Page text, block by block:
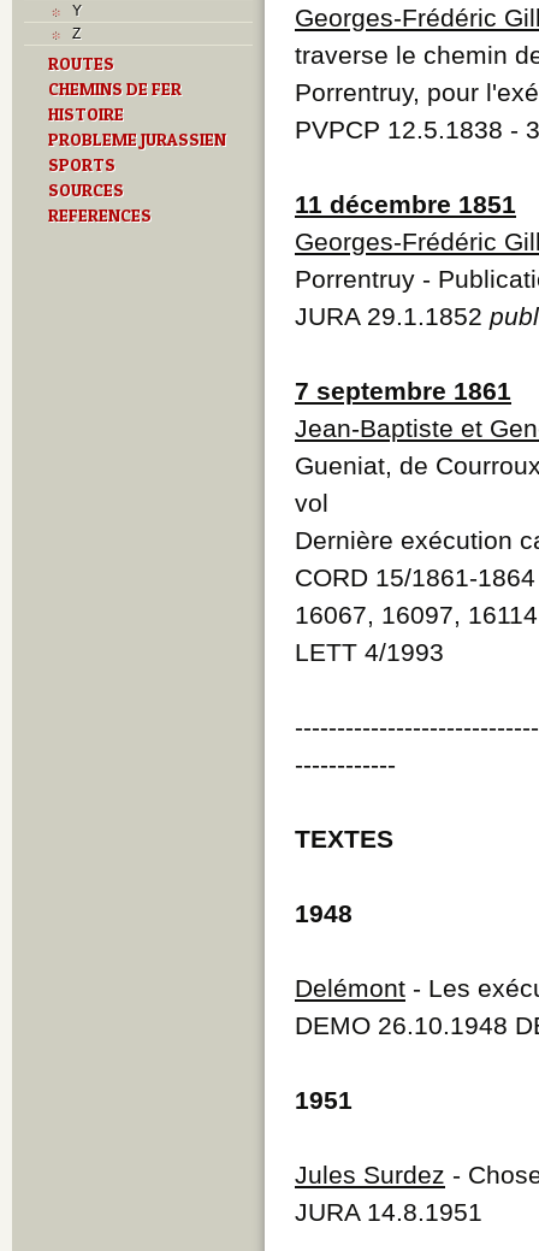
Y
Z
ROUTES
CHEMINS DE FER
HISTOIRE
PROBLEME JURASSIEN
SPORTS
SOURCES
REFERENCES
Georges-Frédéric
traverse le chemin
Porrentruy, pour
PVPCP 12.5.1838 -
11 décembre 1851
Georges-Frédéric
Porrentruy -
JURA 29.1.1852
7 septembre 1861
Jean-Baptiste et
Gueniat, de
vol
Dernière exécution
CORD 15/1861-
16067, 16097,
LETT 4/1993
------------
TEXTES
1948
Delémont - Les
DEMO 26.10.1948
1951
Jules Surdez -
JURA 14.8.1951